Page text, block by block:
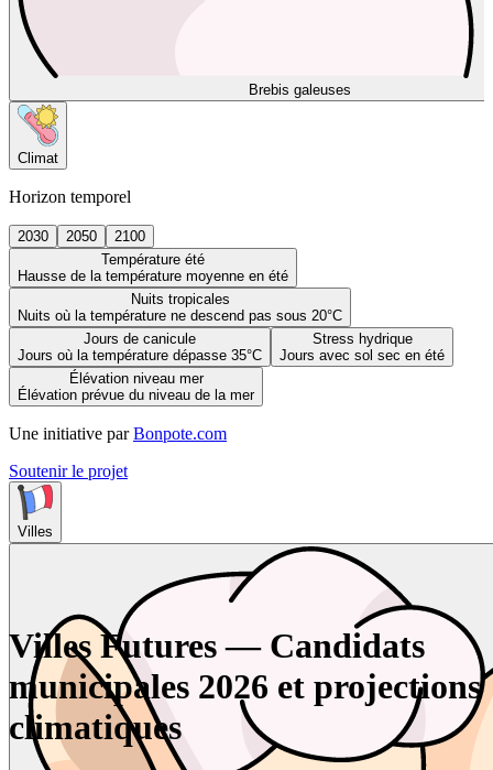
Brebis galeuses
Climat
Horizon temporel
2030 2050
2100
Température été
Hausse de la température moyenne en été
Nuits tropicales
Nuits où la température ne descend pas sous 20°C
Jours de canicule
Jours où la température dépasse 35°C
Stress hydrique
Jours avec sol sec en été
Élévation niveau mer
Élévation prévue du niveau de la mer
Une initiative par Bonpote.com
Soutenir le projet
Villes
Villes Futures — Candidats
municipales 2026 et projections
climatiques